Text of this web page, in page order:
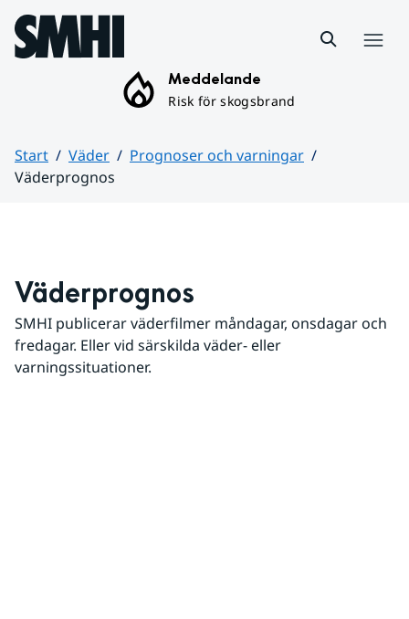
Hoppa till sidans innehåll
Meddelande
Risk för skogsbrand
Start Väder
Prognoser och varningar
Väderprognos
Väderprognos
SMHI publicerar väderfilmer måndagar, onsdagar och
fredagar. Eller vid särskilda väder- eller
varningssituationer.